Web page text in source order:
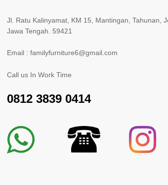
Jl. Ratu Kalinyamat, KM 15, Mantingan, Tahunan,
Jawa Tengah. 59421
Email : familyfurniture6@gmail.com
Call us In Work Time
0812 3839 0414